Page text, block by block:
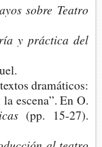
sobre Tea­tro
y prác­ti­ca del
dra­má­ti­cos:
esce­na”. En O.
(pp. 15-27).